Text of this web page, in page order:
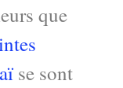
que
se sont